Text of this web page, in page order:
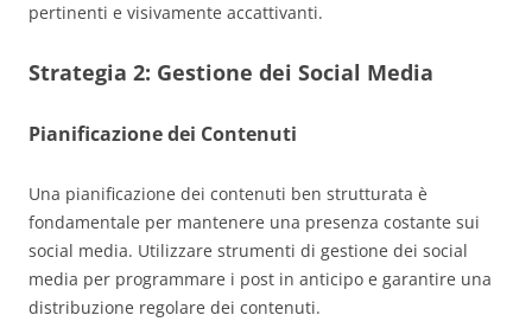
pertinenti e visivamente accattivanti.
Strategia 2: Gestione dei Social Media
Pianificazione dei Contenuti
Una pianificazione dei contenuti ben strutturata è
fondamentale per mantenere una presenza costante sui
social media. Utilizzare strumenti di gestione dei social
media per programmare i post in anticipo e garantire una
distribuzione regolare dei contenuti.